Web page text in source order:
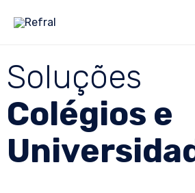
Soluções
Colégios e